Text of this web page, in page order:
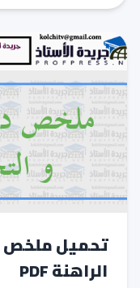
تحميل ملخص
الراهنة PDF